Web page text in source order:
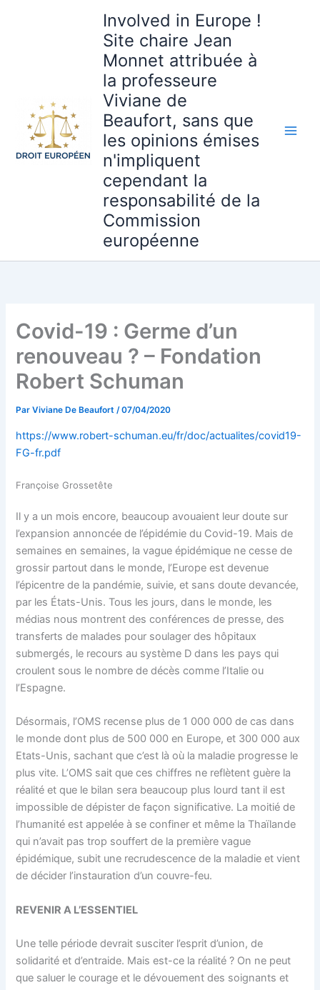
Involved in Europe !
Site chaire Jean
Monnet attribuée à
la professeure
Viviane de
Beaufort, sans que
les opinions émises
n'impliquent
cependant la
responsabilité de la
Commission
européenne
Covid-19 : Germe d’un
renouveau ? – Fondation
Robert Schuman
ParViviane De Beaufort/07/04/2020
https://www.robert-schuman.eu/fr/doc/actualites/covid19-
FG-fr.pdf
Françoise Grossetête
Il y a un mois encore, beaucoup avouaient leur doute sur
l’expansion annoncée de l’épidémie du Covid-19. Mais de
semaines en semaines, la vague épidémique ne cesse de
grossir partout dans le monde, l’Europe est devenue
l’épicentre de la pandémie, suivie, et sans doute devancée,
par les États-Unis. Tous les jours, dans le monde, les
médias nous montrent des conférences de presse, des
transferts de malades pour soulager des hôpitaux
submergés, le recours au système D dans les pays qui
croulent sous le nombre de décès comme l’Italie ou
l’Espagne.
Désormais, l’OMS recense plus de 1 000 000 de cas dans
le monde dont plus de 500 000 en Europe, et 300 000 aux
Etats-Unis, sachant que c’est là où la maladie progresse le
plus vite. L’OMS sait que ces chiffres ne reflètent guère la
réalité et que le bilan sera beaucoup plus lourd tant il est
impossible de dépister de façon significative. La moitié de
l’humanité est appelée à se confiner et même la Thaïlande
qui n’avait pas trop souffert de la première vague
épidémique, subit une recrudescence de la maladie et vient
de décider l’instauration d’un couvre-feu.
REVENIR A L’ESSENTIEL
Une telle période devrait susciter l’esprit d’union, de
solidarité et d’entraide. Mais est-ce la réalité ? On ne peut
que saluer le courage et le dévouement des soignants et